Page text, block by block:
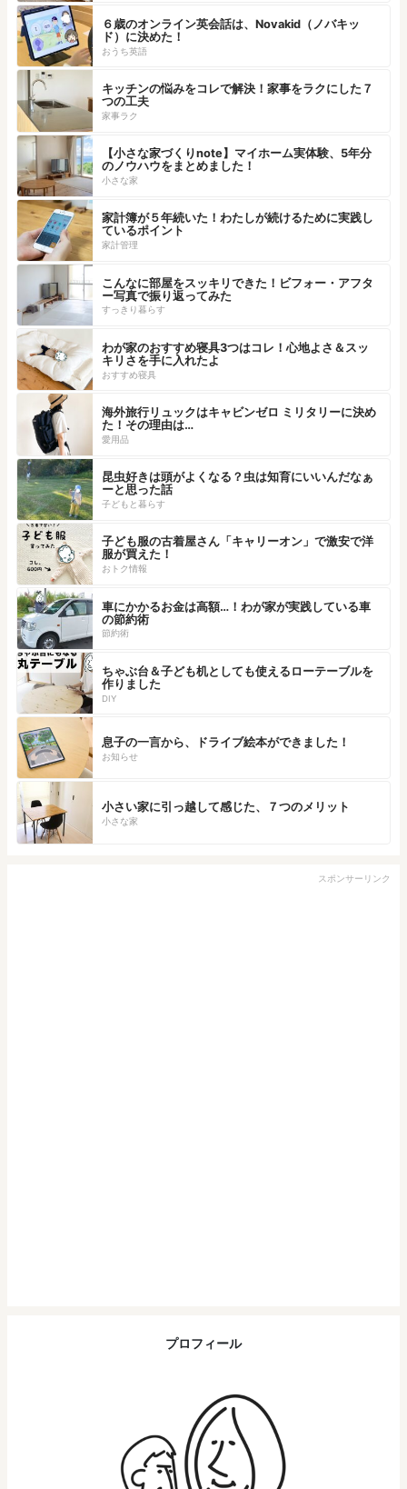
６歳のオンライン英会話は、Novakid（ノバキッ
ド）に決めた！
おうち英語
キッチンの悩みをコレで解決！家事をラクにした７
つの工夫
家事ラク
【小さな家づくりnote】マイホーム実体験、5年分
のノウハウをまとめました！
小さな家
家計簿が５年続いた！わたしが続けるために実践し
ているポイント
家計管理
こんなに部屋をスッキリできた！ビフォー・アフタ
ー写真で振り返ってみた
すっきり暮らす
わが家のおすすめ寝具3つはコレ！心地よさ＆スッ
キリさを手に入れたよ
おすすめ寝具
海外旅行リュックはキャビンゼロ ミリタリーに決め
た！その理由は…
愛用品
昆虫好きは頭がよくなる？虫は知育にいいんだなぁ
ーと思った話
子どもと暮らす
子ども服の古着屋さん「キャリーオン」で激安で洋
服が買えた！
おトク情報
車にかかるお金は高額…！わが家が実践している車
の節約術
節約術
ちゃぶ台＆子ども机としても使えるローテーブルを
作りました
DIY
息子の一言から、ドライブ絵本ができました！
お知らせ
小さい家に引っ越して感じた、７つのメリット
小さな家
スポンサーリンク
プロフィール